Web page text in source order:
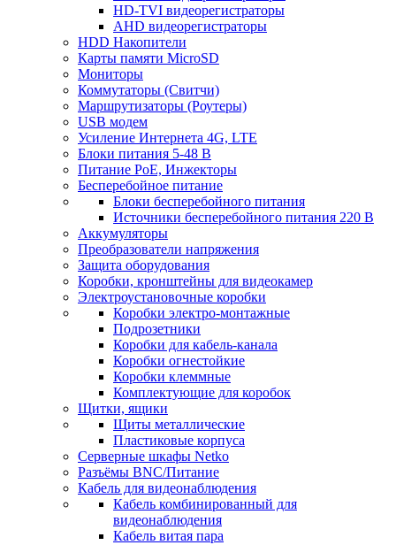
HD-TVI видеорегистраторы
AHD видеорегистраторы
HDD Накопители
Карты памяти MicroSD
Мониторы
Коммутаторы (Свитчи)
Маршрутизаторы (Роутеры)
USB модем
Усиление Интернета 4G, LTE
Блоки питания 5-48 В
Питание PoE, Инжекторы
Бесперебойное питание
Блоки бесперебойного питания
Источники бесперебойного питания 220 В
Аккумуляторы
Преобразователи напряжения
Защита оборудования
Коробки, кронштейны для видеокамер
Электроустановочные коробки
Коробки электро-монтажные
Подрозетники
Коробки для кабель-канала
Коробки огнестойкие
Коробки клеммные
Комплектующие для коробок
Щитки, ящики
Щиты металлические
Пластиковые корпуса
Серверные шкафы Netko
Разъёмы BNC/Питание
Кабель для видеонаблюдения
Кабель комбинированный для
видеонаблюдения
Кабель витая пара